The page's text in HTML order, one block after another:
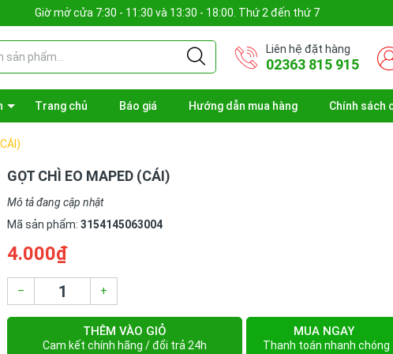
Giờ mở cửa 7:30 - 11:30 và 13:30 - 18:00. Thứ 2 đến thứ 7
Liên hệ đặt hàng
02363 815 915
Trang chủ Báo giá Hướng dẫn mua hàng Chính sách
GỌT CHÌ EO MAPED (CÁI)
Mô tả đang cập nhật
Mã sản phẩm: 3154145063004
4.000₫
– +
THÊM VÀO GIỎ
Cam kết chính hãng / đổi trả 24h
MUA NGAY
Thanh toán nhanh chóng